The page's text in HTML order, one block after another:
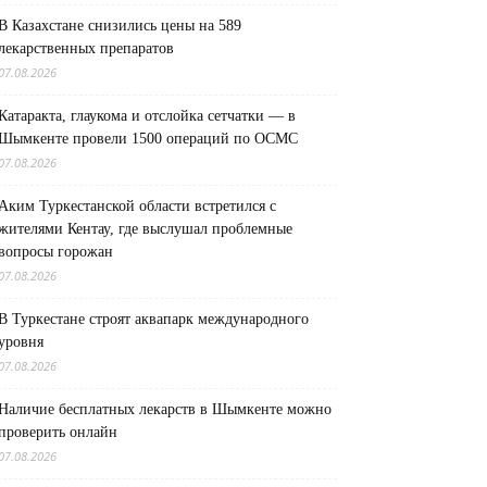
Казахстане снизились цены на 589
препаратов
глаукома и отслойка сетчатки — в
провели 1500 операций по ОСМС
Туркестанской области встретился с
Кентау, где выслушал проблемные
горожан
Туркестане строят аквапарк международного
бесплатных лекарств в Шымкенте можно
онлайн